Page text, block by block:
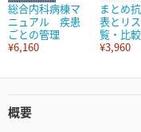
総合内科病棟マ
ニュアル 疾患
ごとの管理
¥6,160
まとめ
表とリ
覧・比
¥3,960
概要